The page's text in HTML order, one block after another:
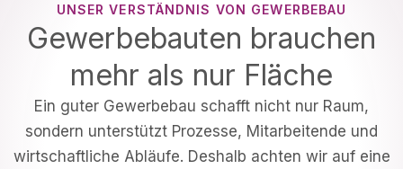
UNSER VERSTÄNDNIS VON GEWERBEBAU
Gewerbebauten brauchen
mehr als nur Fläche
Ein guter Gewerbebau schafft nicht nur Raum,
sondern unterstützt Prozesse, Mitarbeitende und
wirtschaftliche Abläufe. Deshalb achten wir auf eine